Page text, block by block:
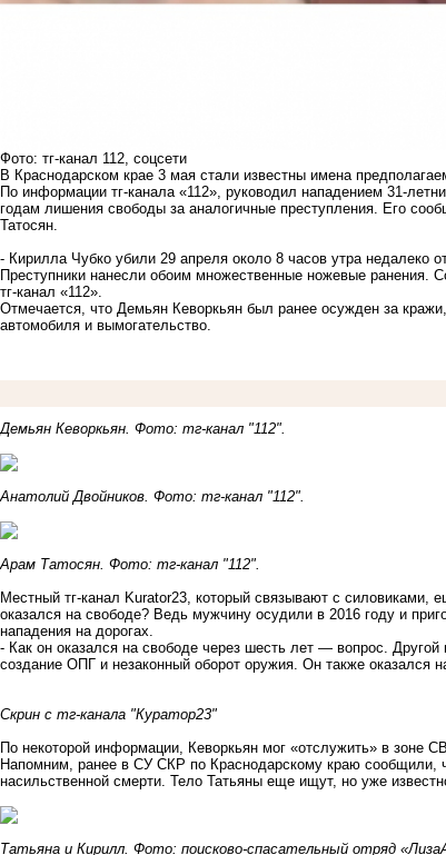
Фото: тг-канал 112, соцсети
В Краснодарском крае 3 мая стали известны имена
По информации тг-канала «112», руководил нападением 31-
годам лишения свободы за аналогичные преступления. Его
Татосян.
- Кирилла Чубко убили 29 апреля около 8 часов утра недалеко
Преступники нанесли обоим множественные ножевые ранения.
тг-канал «112».
Отмечается, что Демьян Кеворкьян был ранее осужден за
автомобиля и вымогательство.
Демьян Кеворкьян. Фото: тг-канал "112".
Анатолий Двойников. Фото: тг-канал "112".
Арам Татосян. Фото: тг-канал "112".
Местный тг-канал Kurator23, который связывают с силовиками,
оказался на свободе? Ведь мужчину осудили в 2016 году и
нападения на дорогах.
- Как он оказался на свободе через шесть лет — вопрос.
создание ОПГ и незаконный оборот оружия. Он также оказался
Скрин с тг-канала "Куратор23"
По некоторой информации, Кеворкьян мог «отслужить» в зоне
Напомним , ранее в СУ СКР по Краснодарскому краю сообщили,
насильственной смерти. Тело Татьяны еще ищут, но уже
Татьяна и Кирилл. Фото: поисково-спасательный отряд